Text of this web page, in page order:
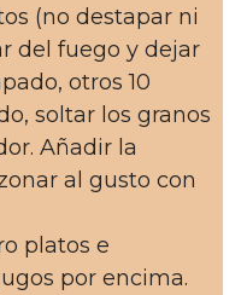
(no destapar ni
del fuego y dejar
otros 10
soltar los granos
Añadir la
al gusto con
platos e
por encima.